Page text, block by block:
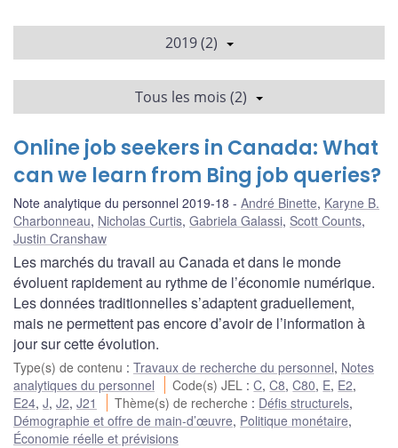
2019 (2)
Tous les mois (2)
Online job seekers in Canada: What
can we learn from Bing job queries?
Note analytique du personnel 2019-18 André Binette, Karyne B.
Charbonneau, Nicholas Curtis, Gabriela Galassi, Scott Counts,
Justin Cranshaw
Les marchés du travail au Canada et dans le monde
évoluent rapidement au rythme de l’économie numérique.
Les données traditionnelles s’adaptent graduellement,
mais ne permettent pas encore d’avoir de l’information à
jour sur cette évolution.
Type(s) de contenu : Travaux de recherche du personnel, Notes
analytiques du personnel
Code(s) JEL :C,C8,C80, E, E2,
E24, J, J2, J21 Thème(s) de recherche : Défis structurels,
Démographie et offre de main-d’œuvre, Politique monétaire,
Économie réelle et prévisions